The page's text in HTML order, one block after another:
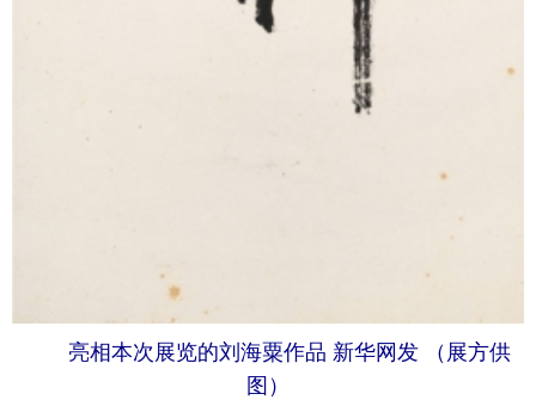
亮相本次展览的刘海粟作品 新华网发 （展方供
图）